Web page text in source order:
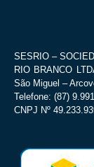
SESRIO –
RIO BRANCO
São Miguel –
Telefone: (87)
CNPJ Nº